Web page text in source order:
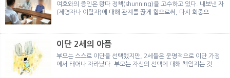
여호와의 증인은 왕따 정책(shunning)을 고수하고 있다. 내보낸 자
(제명자나 이탈자)에 대해 관계를 끊게 함으로써, 다시 회중으...
이단 2세의 아픔
부모는 스스로 이단을 선택했지만, 2세들은 운명적으로 이단 가정
에서 태어나 자라났다. 부모는 자신의 선택에 대해 책임지는 것...